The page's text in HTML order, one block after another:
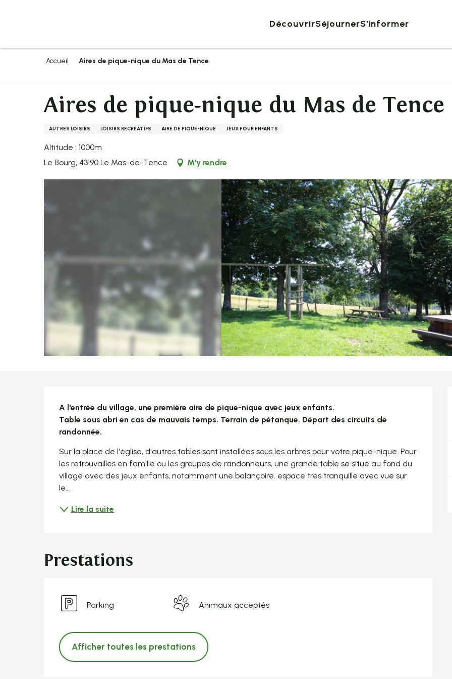
DécouvrirSéjournerS'informer
Accueil Aires de pique-nique du Mas de Tence
Aires de pique-nique du Mas de Tence
AUTRES LOISIRS LOISIRS RÉCRÉATIFS AIRE DE PIQUE-NIQUE JEUX POUR ENFANTS
Altitude : 1000m
Le Bourg, 43190 Le Mas-de-Tence
M'y rendre
Description
A l'entrée du village, une première aire de pique-nique avec jeux enfants.
Table sous abri en cas de mauvais temps. Terrain de pétanque. Départ des circuits de
randonnée.
Sur la place de l'église, d'autres tables sont installées sous les arbres pour votre pique-nique. Pour
les retrouvailles en famille ou les groupes de randonneurs, une grande table se situe au fond du
village avec des jeux enfants, notamment une balançoire. espace très tranquille avec vue sur
le...
Lire la suite
Prestations
Parking Animaux acceptés
Afficher toutes les prestations